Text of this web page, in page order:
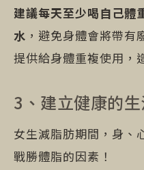
建議每天至少喝自己體
水 ，避免身體會將帶
提供給身體重複使用，
3、建立健康的
女生減脂肪期間，身、
戰勝體脂的因素！